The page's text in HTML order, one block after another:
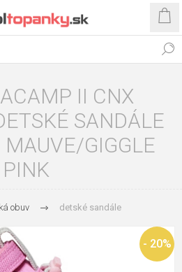
II CNX
SANDÁLE
GIGGLE
PINK
obuv detské sandále
- 20%